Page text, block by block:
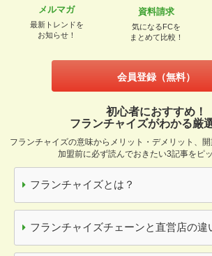
メルマガ
最新トレンドを
お知らせ！
資料請求
気になるFCを
まとめて比較！
会員登録（無料）
初心者におすすめ！
フランチャイズがわかる厳
フランチャイズの意味からメリット・デメリット、開
加盟前に必ず読んでおきたい3記事をピ
フランチャイズとは？
フランチャイズチェーンと直営店の違